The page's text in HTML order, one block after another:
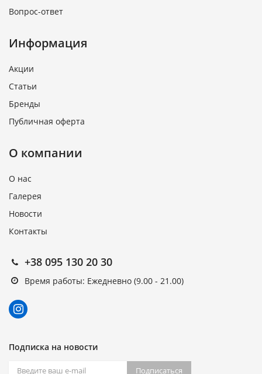
Вопрос-ответ
Информация
Акции
Статьи
Бренды
Публичная оферта
О компании
О нас
Галерея
Новости
Контакты
+38 095 130 20 30
Время работы: Ежедневно (9.00 - 21.00)
Подписка на новости
Подписаться